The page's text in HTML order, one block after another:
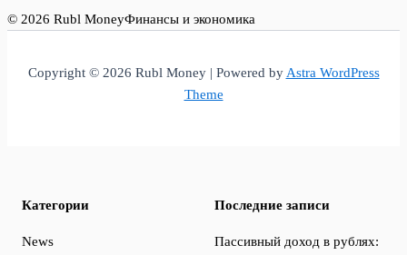
© 2026 Rubl MoneyФинансы и экономика
Copyright © 2026 Rubl Money | Powered byAstra WordPress
Theme
Категории
News
Последние записи
Пассивный доход в рублях: